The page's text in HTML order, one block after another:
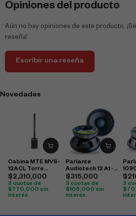
Opiniones del producto
Aún no hay opiniones de este producto.
reseña!
Escribir una reseña
Novedades
Cabina MTE MVS-
12ACL Torre
500W
$2,310,000
3 cuotas de
$ 770,000 sin
interés
Parlante
Audiotech 12 At-
12110 1500W
$315,000
3 cuotas de
$105,000 sin
interés
$
3
$